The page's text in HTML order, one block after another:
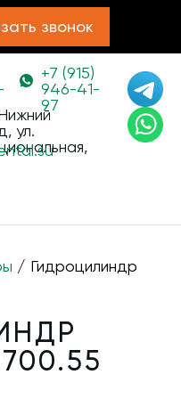
звонок
+7 (915)
946-41-
97
ул.
/ Гидроцилиндр